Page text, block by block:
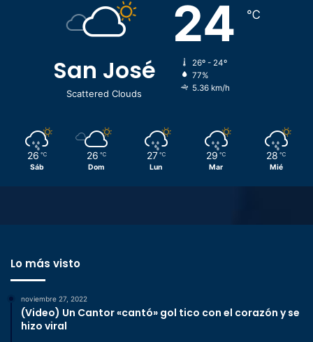
San José
Scattered Clouds
24 ℃
26º - 24º
77%
5.36 km/h
26 ℃
Sáb
26 ℃
Dom
27 ℃
Lun
29 ℃
Mar
28 ℃
Mié
Lo más visto
noviembre 27, 2022
(Video) Un Cantor «cantó» gol tico con el corazón y se
hizo viral